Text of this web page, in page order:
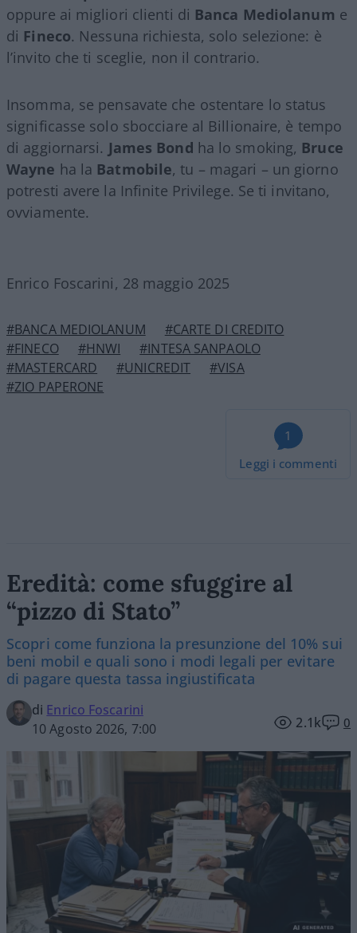
oppure ai migliori clienti di Banca Mediolanum e
di Fineco. Nessuna richiesta, solo selezione: è
l’invito che ti sceglie, non il contrario.
Insomma, se pensavate che ostentare lo status
significasse solo sbocciare al Billionaire, è tempo
di aggiornarsi. James Bond ha lo smoking, Bruce
Wayne ha la Batmobile, tu – magari – un giorno
potresti avere la Infinite Privilege. Se ti invitano,
ovviamente.
Enrico Foscarini, 28 maggio 2025
#BANCA MEDIOLANUM
#CARTE DI CREDITO
#FINECO
#HNWI
#INTESA SANPAOLO
#MASTERCARD
#UNICREDIT
#VISA
#ZIO PAPERONE
1
Leggi i commenti
Eredità: come sfuggire al
“pizzo di Stato”
Scopri come funziona la presunzione del 10% sui
beni mobil e quali sono i modi legali per evitare
di pagare questa tassa ingiustificata
di Enrico Foscarini
10 Agosto 2026, 7:00
2.1k 0